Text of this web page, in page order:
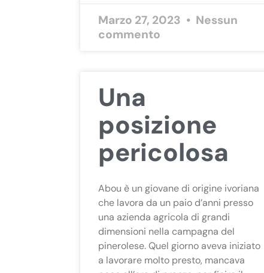
Marzo 27, 2023
Nessun
commento
Una
posizione
pericolosa
Abou è un giovane di origine ivoriana
che lavora da un paio d’anni presso
una azienda agricola di grandi
dimensioni nella campagna del
pinerolese. Quel giorno aveva iniziato
a lavorare molto presto, mancava